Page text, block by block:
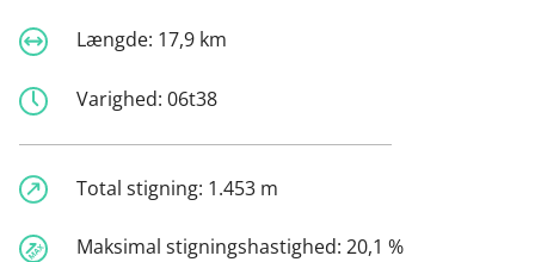
Længde: 17,9 km
Varighed: 06t38
Total stigning: 1.453 m
Maksimal stigningshastighed: 20,1 %